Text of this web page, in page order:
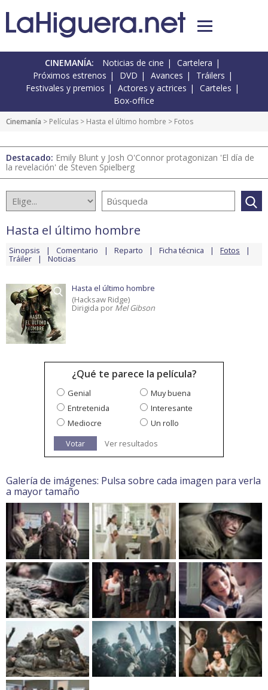
CINEMANÍA: Noticias de cine
Cartelera
Próximos estrenos
DVD Avances
Tráilers
Festivales y premios
Actores y actrices
Carteles
Box-office
Cinemanía > Películas > Hasta el último hombre > Fotos
Destacado: Emily Blunt y Josh O'Connor protagonizan 'El día de
la revelación' de Steven Spielberg
Hasta el último hombre
Sinopsis Comentario Reparto Ficha técnica Fotos
Tráiler Noticias
Hasta el último hombre
(Hacksaw Ridge)
Dirigida por Mel Gibson
¿Qué te parece la película?
Genial
Muy buena
Entretenida
Interesante
Mediocre
Un rollo
Votar
Ver resultados
Galería de imágenes: Pulsa sobre cada imagen para verla
a mayor tamaño